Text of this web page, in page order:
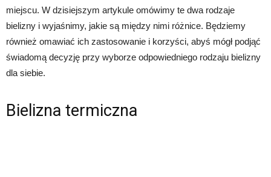
miejscu. W dzisiejszym artykule omówimy te dwa rodzaje
bielizny i wyjaśnimy, jakie są między nimi różnice. Będziemy
również omawiać ich zastosowanie i korzyści, abyś mógł podjąć
świadomą decyzję przy wyborze odpowiedniego rodzaju bielizny
dla siebie.
Bielizna termiczna